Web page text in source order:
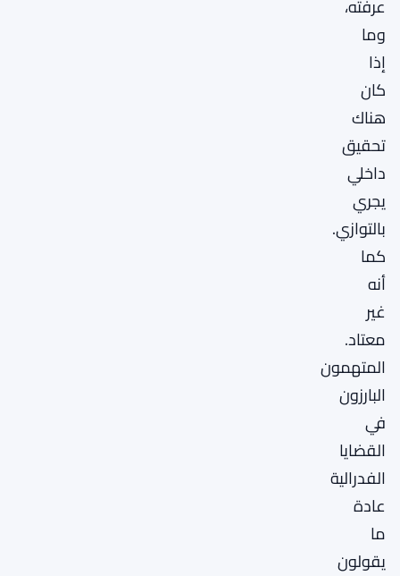
عرفته،
وما
إذا
كان
هناك
تحقيق
داخلي
يجري
بالتوازي.
كما
أنه
غير
معتاد.
المتهمون
البارزون
في
القضايا
الفدرالية
عادة
ما
يقولون